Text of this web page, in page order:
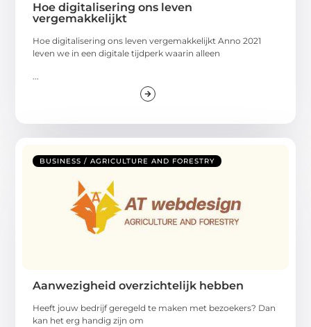
Hoe digitalisering ons leven
vergemakkelijkt
Hoe digitalisering ons leven vergemakkelijkt Anno 2021
leven we in een digitale tijdperk waarin alleen
BUSINESS / AGRICULTURE AND FORESTRY
Aanwezigheid overzichtelijk hebben
Heeft jouw bedrijf geregeld te maken met bezoekers? Dan
kan het erg handig zijn om